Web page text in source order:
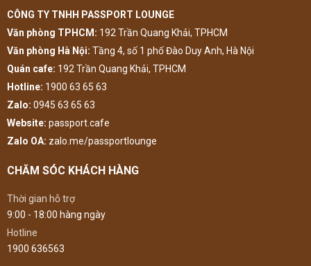
CÔNG TY TNHH PASSPORT LOUNGE
Văn phòng TPHCM: 192 Trần Quang Khải, TPHCM
Văn phòng Hà Nội: Tầng 4, số 1 phố Đào Duy Anh, Hà Nội
Quán cafe: 192 Trần Quang Khải, TPHCM
Hotline: 1900 63 65 63
Zalo: 0945 63 65 63
Website: passport.cafe
Zalo OA: zalo.me/passportlounge
CHĂM SÓC KHÁCH HÀNG
Thời gian hỗ trợ
9:00 - 18:00 hàng ngày
Hotline
1900 636563